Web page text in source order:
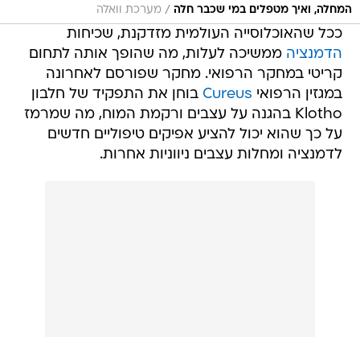
המחלה, ואיך מטפלים במי שכבר חלה / מערכת וואלה
ככל שהאוכלוסייה העולמית מזדקנת, שכיחות
הדמנציה ממשיכה לעלות, מה שהופך אותה לתחום
קריטי במחקר הרפואי. מחקר שפורסם לאחרונה
במגזין הרפואי Cureus בוחן את התפקיד של חלבון
Klotho בהגנה על עצבים ורקמת המוח, מה שמרמז
על כך שהוא יכול להציע אפיקים טיפוליים חדשים
לדמנציה ומחלות עצבים ניווניות אחרות.